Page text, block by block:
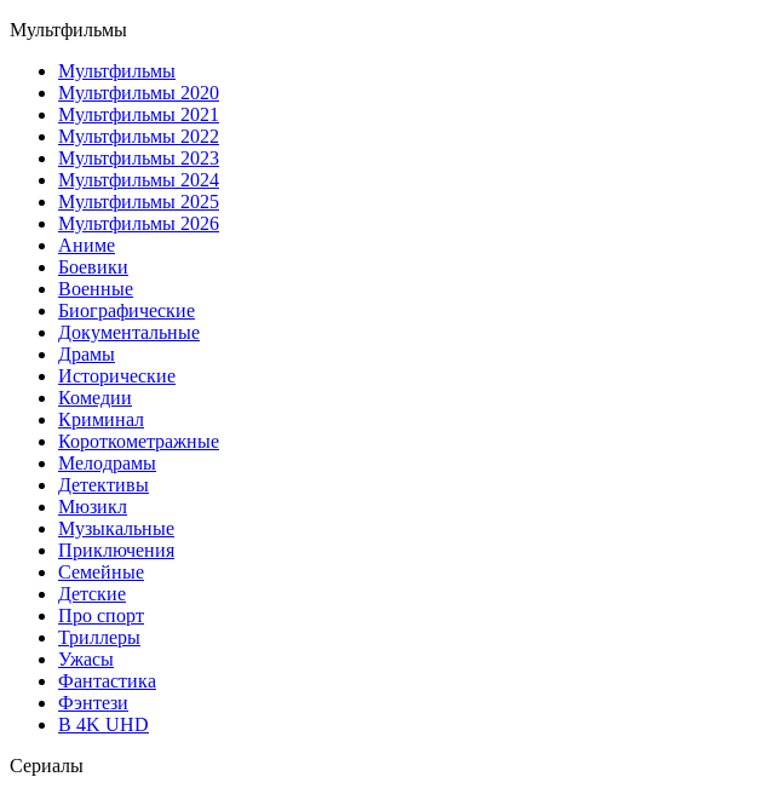
Мультфильмы
Мультфильмы
Мультфильмы 2020
Мультфильмы 2021
Мультфильмы 2022
Мультфильмы 2023
Мультфильмы 2024
Мультфильмы 2025
Мультфильмы 2026
Аниме
Боевики
Военные
Биографические
Документальные
Драмы
Исторические
Комедии
Криминал
Короткометражные
Мелодрамы
Детективы
Мюзикл
Музыкальные
Приключения
Семейные
Детские
Про спорт
Триллеры
Ужасы
Фантастика
Фэнтези
В 4K UHD
Сериалы